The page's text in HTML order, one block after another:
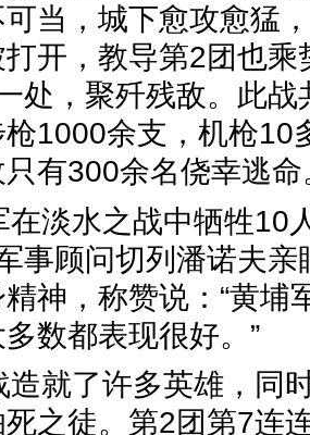
当，城下愈攻愈猛
开，教导第2团也
处，聚歼残敌。此
1000余支，机枪10
有300余名侥幸逃命
在淡水之战中牺牲10
事顾问切列潘诺夫
神，称赞说：“黄埔
数都表现很好。”
造就了许多英雄，同
之徒。第2团第7连